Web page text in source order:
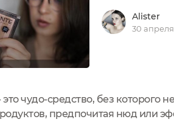
Alister
30
это чудо-средство, без
предпочитая нюд или